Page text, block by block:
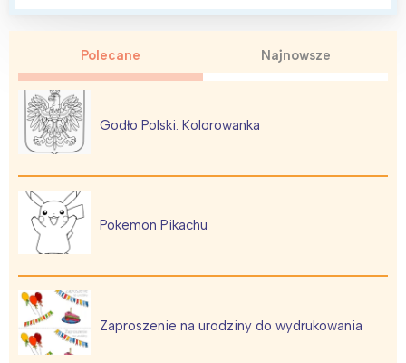
Polecane Najnowsze
Godło Polski. Kolorowanka
Pokemon Pikachu
Zaproszenie na urodziny do wydrukowania
Interesują mnie wydarzenia z